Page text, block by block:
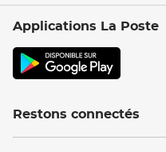
Applications La Poste
Restons connectés